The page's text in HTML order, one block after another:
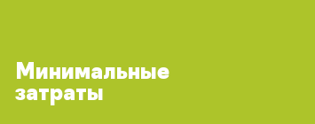
Минимальные
затраты